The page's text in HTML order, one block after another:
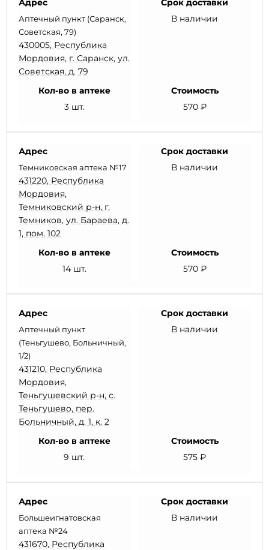
Адрес
Аптечный пункт (Саранск,
Советская, 79)
430005, Республика
Мордовия, г. Саранск, ул.
Советская, д. 79
Срок доставки
В наличии
Кол-во в аптеке
3 шт.
Стоимость
570 ₽
Адрес
Темниковская аптека №17
431220, Республика
Мордовия,
Темниковский р-н, г.
Темников, ул. Бараева, д.
1, пом. 102
Срок доставки
В наличии
Кол-во в аптеке
14 шт.
Стоимость
570 ₽
Адрес
Аптечный пункт
(Теньгушево, Больничный,
1/2)
431210, Республика
Мордовия,
Теньгушевский р-н, с.
Теньгушево, пер.
Больничный, д. 1, к. 2
Срок доставки
В наличии
Кол-во в аптеке
9 шт.
Стоимость
575 ₽
Адрес
Большеигнатовская
аптека №24
431670, Республика
Срок доставки
В наличии